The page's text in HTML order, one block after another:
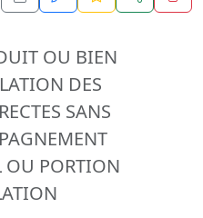
OU BIEN
DES
SANS
OU PORTION